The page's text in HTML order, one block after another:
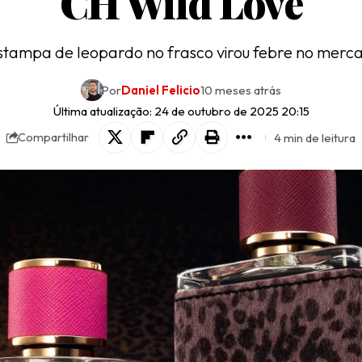
de leopardo no frasco virou febre no
Última atualização: 24 de outubro de 2025 20:15
PorDaniel Felicio10 meses atrás
Compartilhar 4 min de leitura